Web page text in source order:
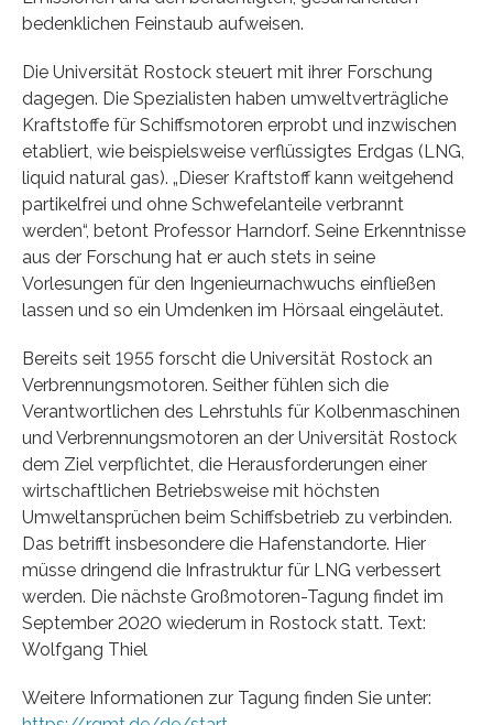
bedenklichen Feinstaub aufweisen.
Die Universität Rostock steuert mit ihrer Forschung
dagegen. Die Spezialisten haben umweltverträgliche
Kraftstoffe für Schiffsmotoren erprobt und inzwischen
etabliert, wie beispielsweise verflüssigtes Erdgas (LNG,
liquid natural gas). „Dieser Kraftstoff kann weitgehend
partikelfrei und ohne Schwefelanteile verbrannt
werden“, betont Professor Harndorf. Seine Erkenntnisse
aus der Forschung hat er auch stets in seine
Vorlesungen für den Ingenieurnachwuchs einfließen
lassen und so ein Umdenken im Hörsaal eingeläutet.
Bereits seit 1955 forscht die Universität Rostock an
Verbrennungsmotoren. Seither fühlen sich die
Verantwortlichen des Lehrstuhls für Kolbenmaschinen
und Verbrennungsmotoren an der Universität Rostock
dem Ziel verpflichtet, die Herausforderungen einer
wirtschaftlichen Betriebsweise mit höchsten
Umweltansprüchen beim Schiffsbetrieb zu verbinden.
Das betrifft insbesondere die Hafenstandorte. Hier
müsse dringend die Infrastruktur für LNG verbessert
werden. Die nächste Großmotoren-Tagung findet im
September 2020 wiederum in Rostock statt. Text:
Wolfgang Thiel
Weitere Informationen zur Tagung finden Sie unter: